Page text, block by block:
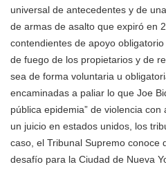
universal de antecedentes y de
de armas de asalto que expiró en
contendientes de apoyo
de fuego de los propietarios y de
sea de forma voluntaria u
encaminadas a paliar lo que Joe
pública epidemia” de violencia
un juicio en estados unidos, los
caso, el Tribunal Supremo
desafío para la Ciudad de Nueva